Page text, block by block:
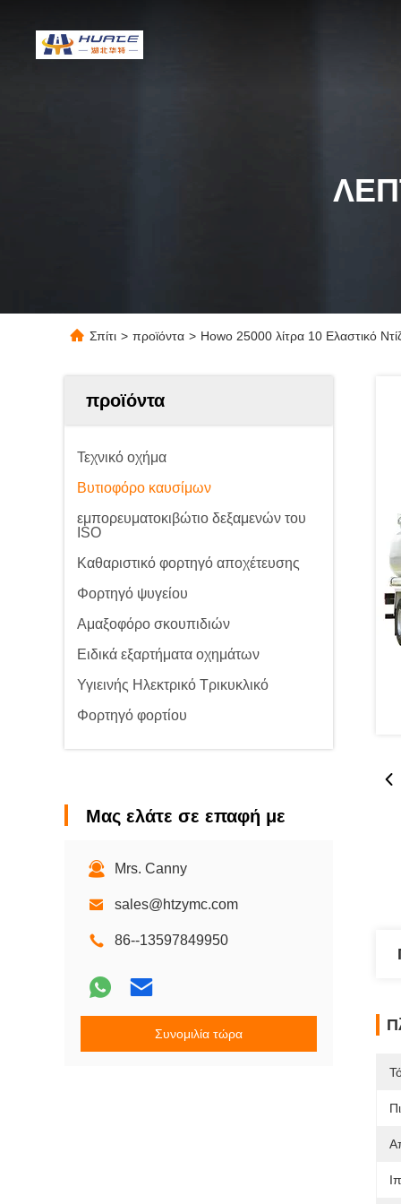
Σπίτι > προϊόντα > Howo 25000 λίτρα 10 Ελαστικό
προϊόντα
Τεχνικό οχήμα
Βυτιοφόρο καυσίμων
εμπορευματοκιβώτιο δεξαμενών του
ISO
Καθαριστικό φορτηγό αποχέτευσης
Φορτηγό ψυγείου
Αμαξοφόρο σκουπιδιών
Ειδικά εξαρτήματα οχημάτων
Υγιεινής Ηλεκτρικό Τρικυκλικό
Φορτηγό φορτίου
Μας ελάτε σε επαφή με
Mrs. Canny
sales@htzymc.com
86--13597849950
Συνομιλία τώρα